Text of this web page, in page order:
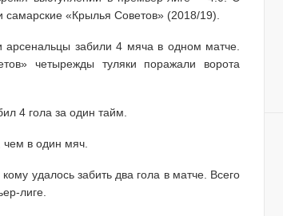
самарские «Крылья Советов» (2018/19).
арсенальцы забили 4 мяча в одном матче.
четырежды туляки поражали ворота
4 гола за один тайм.
чем в один мяч.
удалось забить два гола в матче. Всего
лиге.